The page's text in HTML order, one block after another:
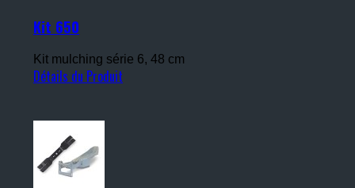
Kit 650
Kit mulching série 6, 48 cm
Détails du Produit